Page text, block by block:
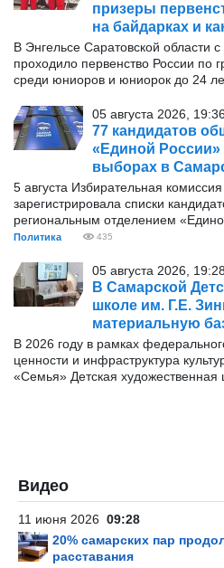
призеры
на байдарках и
В Энгельсе Саратовской области
проходило первенство России по
среди юниоров и юниорок до 24
05 августа 2026, 19:36
77 кандидатов
«Единой России»
выборах в
5 августа Избирательная
зарегистрировала списки
региональным отделением
Политика 435
05 августа 2026, 19:28
В Самарской
школе им. Г.Е.
материальную
В 2026 году в рамках
ценности и инфраструктура
«Семья» Детская художественная
Видео
11 июня 2026 09:28
20% самарских пар
расставания